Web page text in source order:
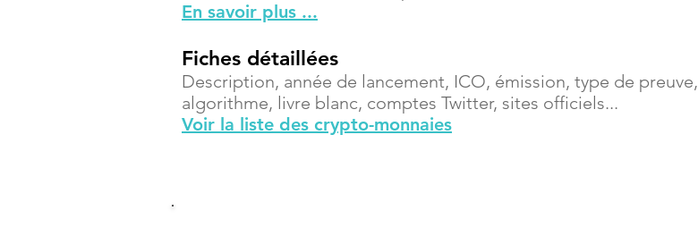
En savoir plus ...
Fiches détaillées
Description, année de lancement, ICO, émission, type de preuve,
algorithme, livre blanc, comptes Twitter, sites officiels...
Voir la liste des crypto-monnaies